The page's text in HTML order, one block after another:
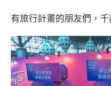
有旅行計畫的朋友們，